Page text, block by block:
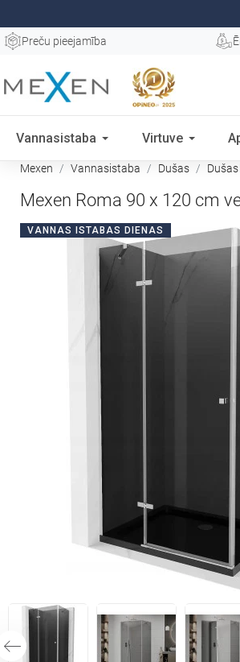
Preču pieejamība
Vannasistaba Virtuve
Mexen Vannasistaba Dušas
Mexen Roma 90 x 120 cm
VANNAS ISTABAS DIENAS